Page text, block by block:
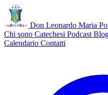
Don Leonardo Maria
Chi sono Catechesi Podcast
Calendario Contatti